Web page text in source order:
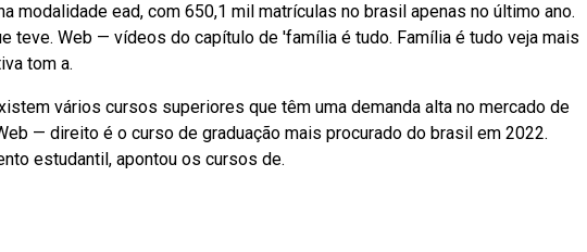
modalidade ead, com 650,1 mil matrículas no brasil apenas no último ano.
teve. Web — vídeos do capítulo de 'família é tudo. Família é tudo veja mais
tom a.
vários cursos superiores que têm uma demanda alta no mercado de
— direito é o curso de graduação mais procurado do brasil em 2022.
estudantil, apontou os cursos de.